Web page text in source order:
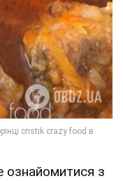
ознайомитися з